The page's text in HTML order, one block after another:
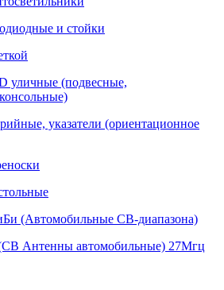
и стойки
уличные (подвесные,
указатели (ориентационное
(Автомобильные СВ-диапазона)
Антенны автомобильные) 27Мгц